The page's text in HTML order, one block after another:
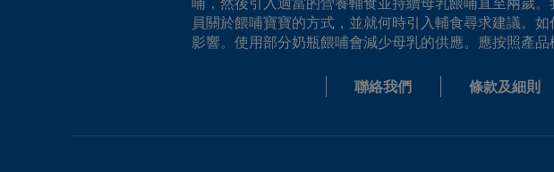
員關於餵哺寶寶的方式，並就何時引入輔食尋求建議。
影響。使用部分奶瓶餵哺會減少母乳的供應。應按照產
聯絡我們 條款及細則